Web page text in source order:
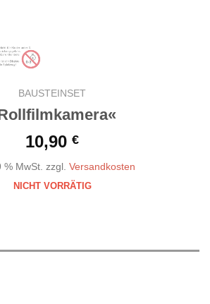
BAUSTEINSET
10,90 €
% MwSt. zzgl. Versandkosten
NICHT VORRÄTIG